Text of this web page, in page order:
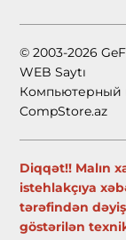
© 2003-2026
WEB Saytı
Компьютерный
CompStore.az
Diqqət!! Malın
istehlakçıya
tərəfindən
göstərilən